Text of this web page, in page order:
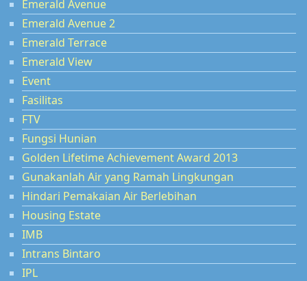
Emerald Avenue
Emerald Avenue 2
Emerald Terrace
Emerald View
Event
Fasilitas
FTV
Fungsi Hunian
Golden Lifetime Achievement Award 2013
Gunakanlah Air yang Ramah Lingkungan
Hindari Pemakaian Air Berlebihan
Housing Estate
IMB
Intrans Bintaro
IPL